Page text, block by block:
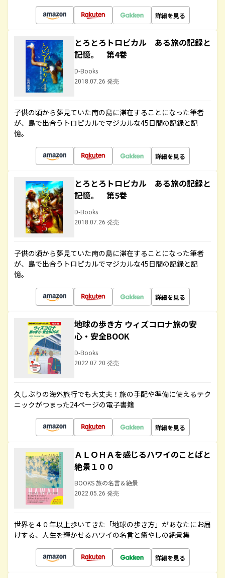
詳細を見る
とろとろトロピカル ある旅の記録と
記憶。 第4巻
D-Books
2018.07.26 発売
子供の頃から夢見ていた南の島に滞在することになった筆者
が、島で出合うトロピカルでマジカルな45日間の記録と記
憶。
詳細を見る
とろとろトロピカル ある旅の記録と
記憶。 第5巻
D-Books
2018.07.26 発売
子供の頃から夢見ていた南の島に滞在することになった筆者
が、島で出合うトロピカルでマジカルな45日間の記録と記
憶。
詳細を見る
地球の歩き方 ウィズコロナ旅の安
心・安全BOOK
D-Books
2022.07.20 発売
久しぶりの海外旅行でも大丈夫！旅の手配や準備に使えるテク
ニックがつまった24ページの電子書籍
詳細を見る
ＡＬＯＨＡを感じるハワイのことばと
絶景１００
BOOKS 旅の名言＆絶景
2022.05.26 発売
世界を４０年以上歩いてきた「地球の歩き方」があなたにお届
けする、人生を輝かせるハワイの名言と癒やしの絶景集
詳細を見る